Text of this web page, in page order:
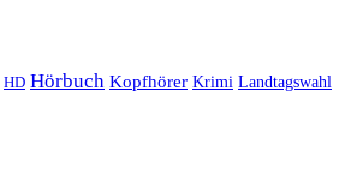
HD Hörbuch Kopfhörer Krimi Landtagswahl